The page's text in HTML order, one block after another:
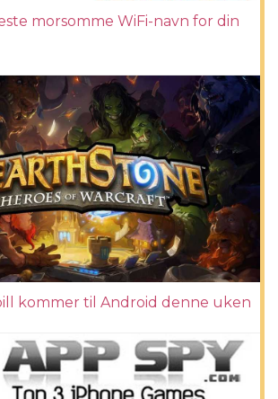
morsomme WiFi-navn for din
kommer til Android denne uken